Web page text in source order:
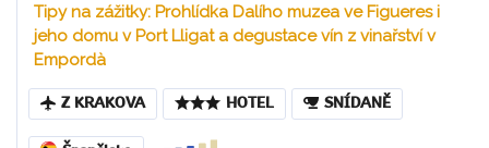
Tipy na zážitky: Prohlídka Dalího muzea ve Figueres i
jeho domu v Port Lligat a degustace vín z vinařství v
Empordà
Z KRAKOVA HOTEL SNÍDANĚ